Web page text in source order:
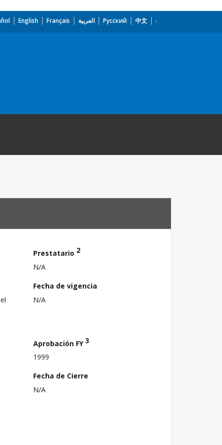
English Français العربية Русский 中文
Prestatario 2
N/A
Fecha de vigencia
N/A
Aprobación FY3
1999
Fecha de Cierre
N/A